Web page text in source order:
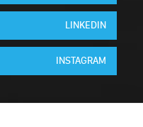
LINKEDIN
INSTAGRAM